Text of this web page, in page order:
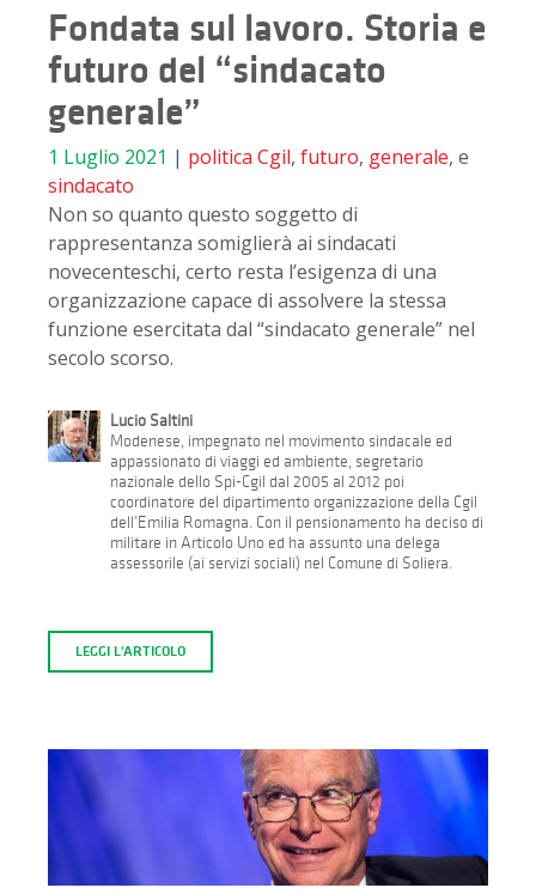
Fondata sul lavoro. Storia e
futuro del “sindacato
generale”
1 Luglio 2021 | politica Cgil, futuro, generale, e
sindacato
Non so quanto questo soggetto di
rappresentanza somiglierà ai sindacati
novecenteschi, certo resta l’esigenza di una
organizzazione capace di assolvere la stessa
funzione esercitata dal “sindacato generale” nel
secolo scorso.
Lucio Saltini
Modenese, impegnato nel movimento sindacale ed
appassionato di viaggi ed ambiente, segretario
nazionale dello Spi-Cgil dal 2005 al 2012 poi
coordinatore del dipartimento organizzazione della Cgil
dell’Emilia Romagna. Con il pensionamento ha deciso di
militare in Articolo Uno ed ha assunto una delega
assessorile (ai servizi sociali) nel Comune di Soliera.
LEGGI L'ARTICOLO